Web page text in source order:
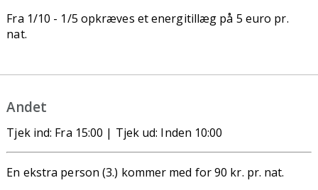
Fra 1/10 - 1/5 opkræves et energitillæg på 5 euro pr.
nat.
Andet
Tjek ind: Fra 15:00 | Tjek ud: Inden 10:00
En ekstra person (3.) kommer med for 90 kr. pr. nat.